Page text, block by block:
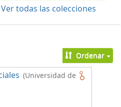
Ver todas las colecciones
Ordenar
(Universidad de